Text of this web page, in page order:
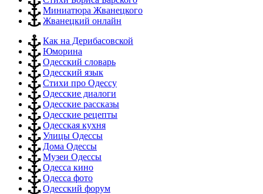
Миниатюра Жванецкого
Жванецкий онлайн
Как на Дерибасовской
Юморина
Одесский словарь
Одесский язык
Стихи про Одессу
Одесские диалоги
Одесские рассказы
Одесские рецепты
Одесская кухня
Улицы Одессы
Дома Одессы
Музеи Одессы
Одесса кино
Одесса фото
Одесский форум